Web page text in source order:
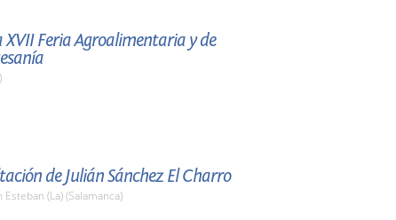
Feria Agroalimentaria y de
de Julián Sánchez El Charro
(La) (Salamanca)